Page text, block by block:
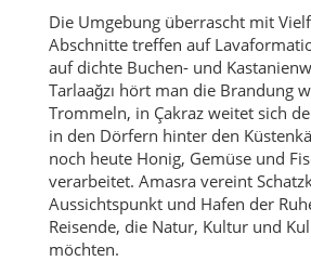
Die Umgebung überrascht mit
Abschnitte treffen auf
auf dichte Buchen- und
Tarlaağzı hört man die Brandung
Trommeln, in Çakraz weitet sich
in den Dörfern hinter den
noch heute Honig, Gemüse und
verarbeitet. Amasra vereint
Aussichtspunkt und Hafen der
Reisende, die Natur, Kultur und
möchten.